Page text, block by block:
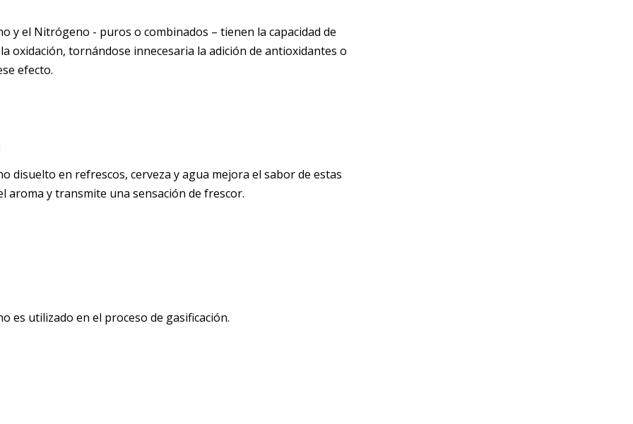
y el Nitrógeno - puros o combinados – tienen la capacidad de
oxidación, tornándose innecesaria la adición de antioxidantes o
efecto.
disuelto en refrescos, cerveza y agua mejora el sabor de estas
aroma y transmite una sensación de frescor.
es utilizado en el proceso de gasificación.